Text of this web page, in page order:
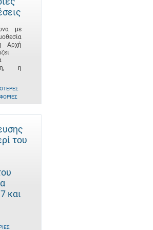
με
Αρχή
η
του
και